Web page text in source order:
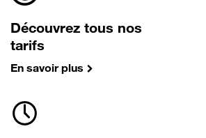
Découvrez tous nos
tarifs
En savoir plus